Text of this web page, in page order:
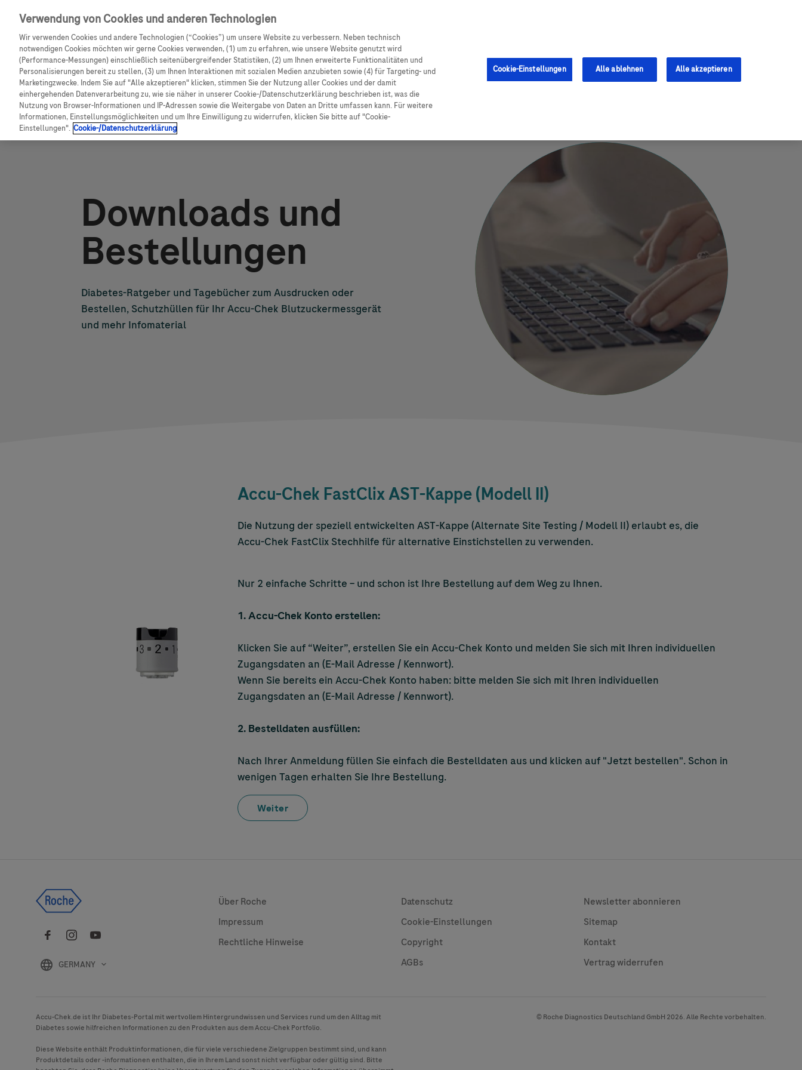
Skip navigation
CGM Testsensor bestellen CGM Sensor Produkte
Shop
Pfadnavigation
Startseite Services Downloads & Bestellungen Accu Chek Fastclix Ast Kappe Modell Ii
Downloads und
Bestellungen
Diabetes-Ratgeber und Tagebücher zum Ausdrucken oder
Bestellen, Schutzhüllen für Ihr Accu-Chek Blutzuckermessgerät
und mehr Infomaterial
Accu-Chek FastClix AST-Kappe (Modell II)
Die Nutzung der speziell entwickelten AST-Kappe (Alternate Site Testing / Modell II) erlaubt es, die
Accu-Chek FastClix Stechhilfe für alternative Einstichstellen zu verwenden.
Nur 2 einfache Schritte – und schon ist Ihre Bestellung auf dem Weg zu Ihnen.
1.Accu-Chek Konto erstellen:
Klicken Sie auf “Weiter”, erstellen Sie ein Accu-Chek Konto und melden Sie sich mit Ihren individuellen
Zugangsdaten an (E-Mail Adresse / Kennwort).
Wenn Sie bereits ein Accu-Chek Konto haben: bitte melden Sie sich mit Ihren individuellen
Zugangsdaten an (E-Mail Adresse / Kennwort).
2. Bestelldaten ausfüllen:
Nach Ihrer Anmeldung füllen Sie einfach die Bestelldaten aus und klicken auf "Jetzt bestellen". Schon in
wenigen Tagen erhalten Sie Ihre Bestellung.
Weiter
GERMANY
Global Websites
Über Roche
Impressum
Rechtliche Hinweise
Useful Links
Datenschutz
Cookie-Einstellungen
Copyright
AGBs
Legal
Newsletter abonnieren
Sitemap
Kontakt
Vertrag widerrufen
Accu-Chek.de ist Ihr Diabetes-Portal mit wertvollem Hintergrundwissen und Services rund um den Alltag mit
Diabetes sowie hilfreichen Informationen zu den Produkten aus demAccu-Chek Portfolio.
Diese Website enthält Produktinformationen, die für viele verschiedene Zielgruppen bestimmt sind, und kann
Produktdetails oder -informationen enthalten, die in Ihrem Land sonst nicht verfügbar oder gültig sind. Bitte
© Roche Diagnostics Deutschland GmbH 2026. Alle Rechte vorbehalten.
Verwendung von Cookies und anderen Technologien
Wir verwenden Cookies und andere Technologien (“Cookies”) um unsere Website zu verbessern. Neben technisch
notwendigen Cookies möchten wir gerne Cookies verwenden, (1) um zu erfahren, wie unsere Website genutzt wird
(Performance-Messungen) einschließlich seitenübergreifender Statistiken, (2) um Ihnen erweiterte Funktionalitäten und
Personalisierungen bereit zu stellen, (3) um Ihnen Interaktionen mit sozialen Medien anzubieten sowie (4) für Targeting- und
Marketingzwecke. Indem Sie auf "Alle akzeptieren" klicken, stimmen Sie der Nutzung aller Cookies und der damit
einhergehenden Datenverarbeitung zu, wie sie näher in unserer Cookie-/Datenschutzerklärung beschrieben ist, was die
Nutzung von Browser-Informationen und IP-Adressen sowie die Weitergabe von Daten an Dritte umfassen kann. Für weitere
Informationen, Einstellungsmöglichkeiten und um Ihre Einwilligung zu widerrufen, klicken Sie bitte auf "Cookie-
Einstellungen". Cookie-/Datenschutzerklärung
Cookie-Einstellungen Alle ablehnen Alle akzeptieren